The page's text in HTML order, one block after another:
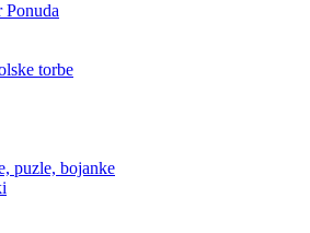
Ponuda
torbe
puzle, bojanke